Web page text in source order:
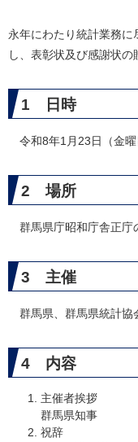
永年にわたり統計業務
し、表彰状及び感謝状の
1 日時
令和8年1月23日（金
2 場所
群馬県庁昭和庁舎正
3 主催
群馬県、群馬県統計協
4 内容
主催者挨拶
群馬県知事
祝辞